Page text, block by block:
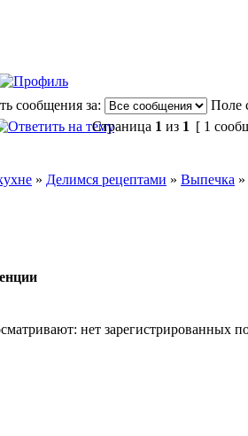
сообщения за:
Поле
Страница 1 из 1 [ 1
» Делимся рецептами » Выпечка »
нет зарегистрированных